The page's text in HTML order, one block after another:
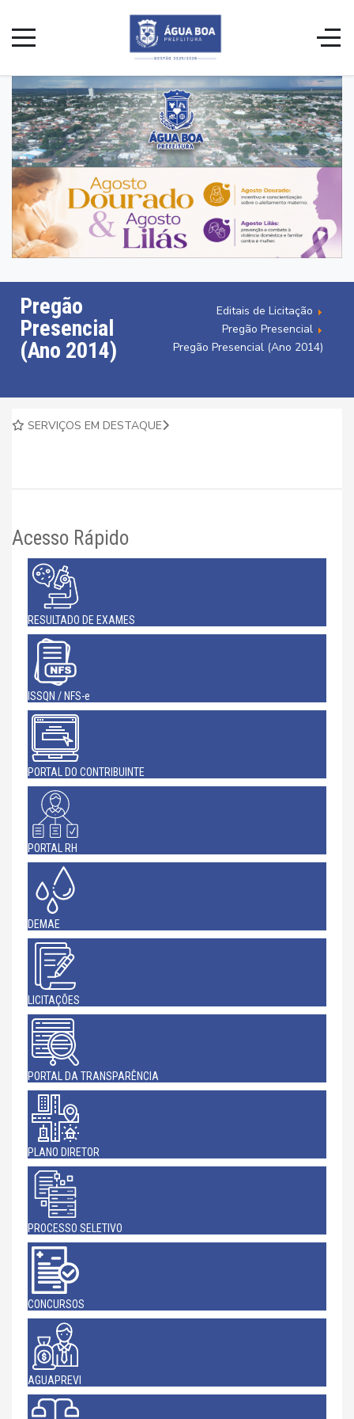
Pregão
Presencial
(Ano 2014)
Editais de Licitação
Pregão Presencial
Pregão Presencial (Ano 2014)
SERVIÇOS EM DESTAQUE
Acesso Rápido
RESULTADO DE EXAMES
ISSQN / NFS-e
PORTAL DO CONTRIBUINTE
PORTAL RH
DEMAE
LICITAÇÕES
PORTAL DA TRANSPARÊNCIA
PLANO DIRETOR
PROCESSO SELETIVO
CONCURSOS
AGUAPREVI